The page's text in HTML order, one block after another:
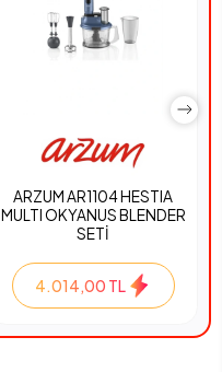
ARZUM AR1104 HESTIA
MULTI OKYANUS BLENDER
SETİ
4.014,00 TL